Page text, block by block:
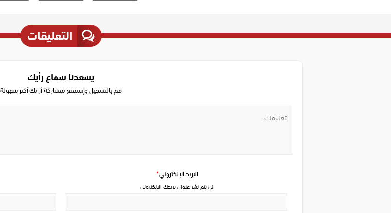
التعليقات
يسعدنا سماع رأيك
قم بالتسجيل وإستمتع بمشاركة أرائك أكثر سهولة
البريد الإلكتروني*
لن يتم نشر عنوان بريدك الإلكتروني